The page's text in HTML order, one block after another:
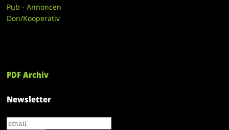
Pub - Annoncen
Don/Kooperativ
PDF Archiv
Newsletter